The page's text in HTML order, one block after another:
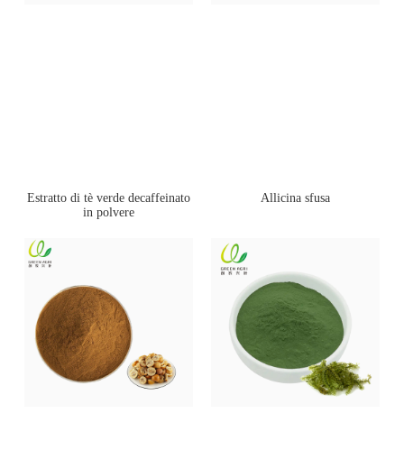
Estratto di tè verde decaffeinato
in polvere
Allicina sfusa